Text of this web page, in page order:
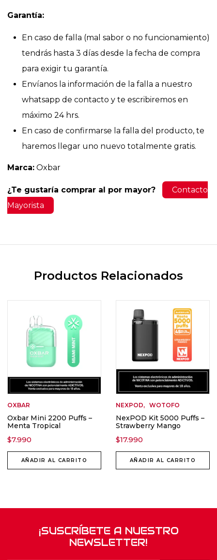
Garantía:
En caso de falla (mal sabor o no funcionamiento)
tendrás hasta 3 días desde la fecha de compra
para exigir tu garantía.
Envíanos la información de la falla a nuestro
whatsapp de contacto y te escribiremos en
máximo 24 hrs.
En caso de confirmarse la falla del producto, te
haremos llegar uno nuevo totalmente gratis.
Marca: Oxbar
¿Te gustaría comprar al por mayor?
Contacto
Mayorista
Productos Relacionados
OXBAR
Oxbar Mini 2200 Puffs –
Menta Tropical
$7.990
AÑADIR AL CARRITO
NEXPOD WOTOFO
NexPOD Kit 5000 Puffs –
Strawberry Mango
$17.990
AÑADIR AL CARRITO
¡SUSCRÍBETE A NUESTRO
NEWSLETTER!